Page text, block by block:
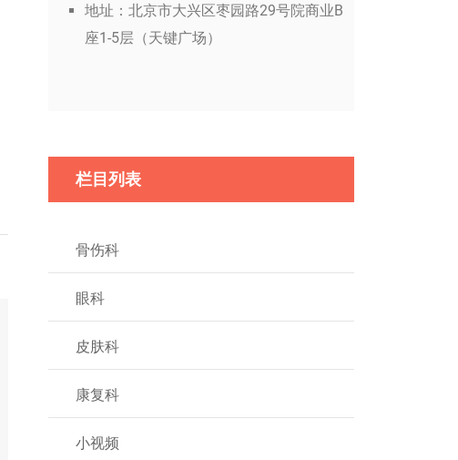
地址：北京市大兴区枣园路29号院商业B
座1-5层（天键广场）
栏目列表
骨伤科
眼科
皮肤科
康复科
小视频